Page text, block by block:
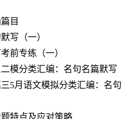
目
写（一）
前专练（一）
模分类汇编：名句名篇默写
5月语文模拟分类汇编：名句
特点及应对策略